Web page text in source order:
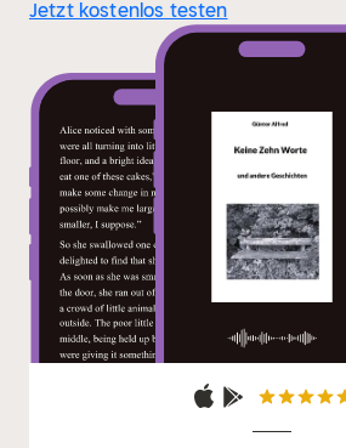
Jetzt kostenlos testen